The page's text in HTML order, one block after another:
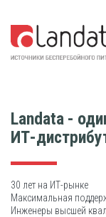
Landata -
ИТ-
30 лет на ИТ-рынке
Максимальная
Инженеры высшей